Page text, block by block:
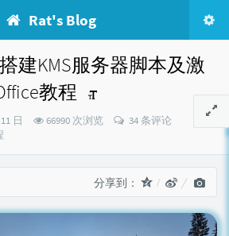
Rat's Blog
建KMS服务器脚本及激
教程
日 66990 次浏览
34 条评论
分享到：